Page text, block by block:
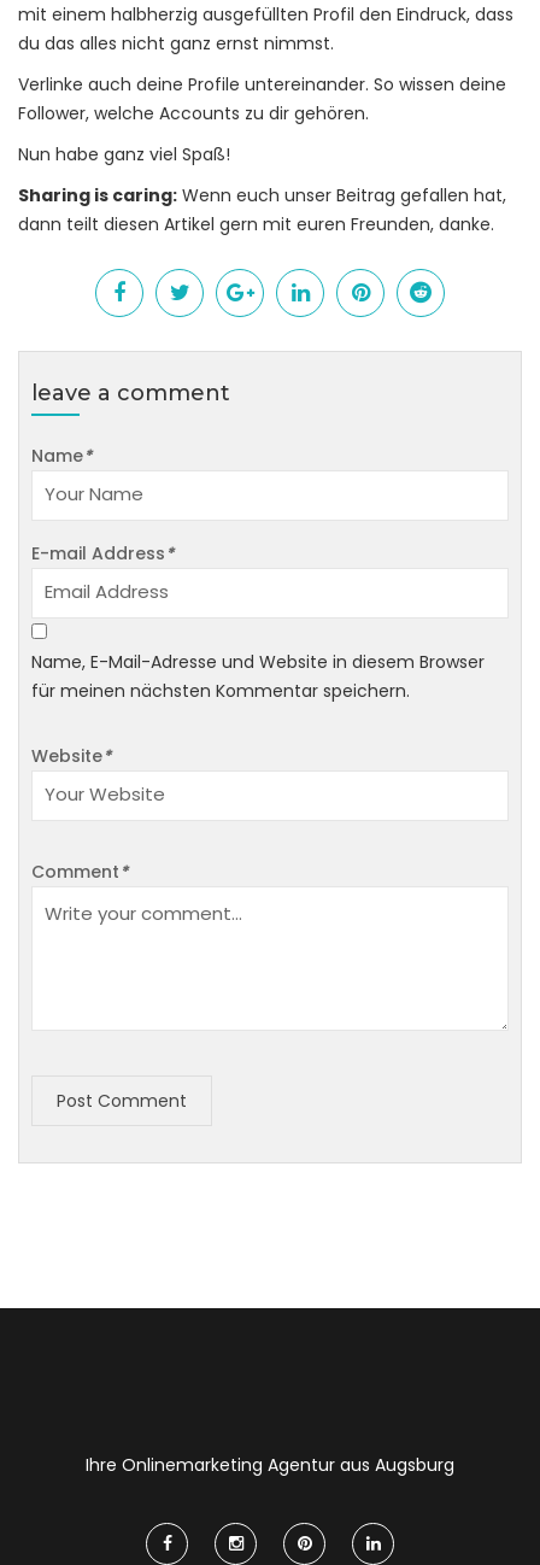
mit einem halbherzig ausgefüllten Profil den Eindruck, dass
du das alles nicht ganz ernst nimmst.
Verlinke auch deine Profile untereinander. So wissen deine
Follower, welche Accounts zu dir gehören.
Nun habe ganz viel Spaß!
Sharing is caring: Wenn euch unser Beitrag gefallen hat,
dann teilt diesen Artikel gern mit euren Freunden, danke.
leave a comment
Name*
E-mail Address *
Name, E-Mail-Adresse und Website in diesem Browser
für meinen nächsten Kommentar speichern.
Website*
Comment *
Post Comment
Ihre Onlinemarketing Agentur aus Augsburg